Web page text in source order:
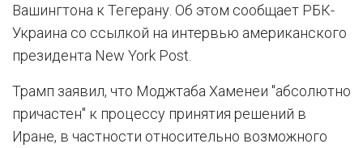
Вашингтона к Тегерану. Об этом сообщает РБК-
Украина со ссылкой на интервью американского
президента New York Post.
Трамп заявил, что Моджтаба Хаменеи "абсолютно
причастен" к процессу принятия решений в
Иране, в частности относительно возможного